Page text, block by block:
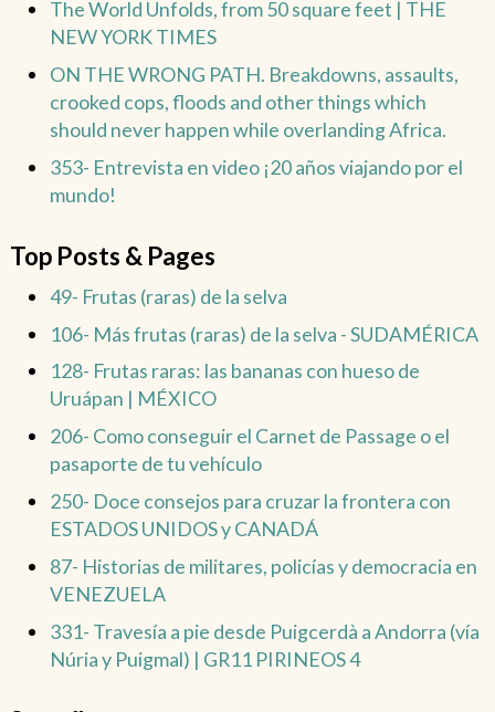
The World Unfolds, from 50 square feet | THE
NEW YORK TIMES
ON THE WRONG PATH. Breakdowns, assaults,
crooked cops, floods and other things which
should never happen while overlanding Africa.
353- Entrevista en video ¡20 años viajando por el
mundo!
Top Posts & Pages
49- Frutas (raras) de la selva
106- Más frutas (raras) de la selva - SUDAMÉRICA
128- Frutas raras: las bananas con hueso de
Uruápan | MÉXICO
206- Como conseguir el Carnet de Passage o el
pasaporte de tu vehículo
250- Doce consejos para cruzar la frontera con
ESTADOS UNIDOS y CANADÁ
87- Historias de militares, policías y democracia en
VENEZUELA
331- Travesía a pie desde Puigcerdà a Andorra (vía
Núria y Puigmal) | GR11 PIRINEOS 4